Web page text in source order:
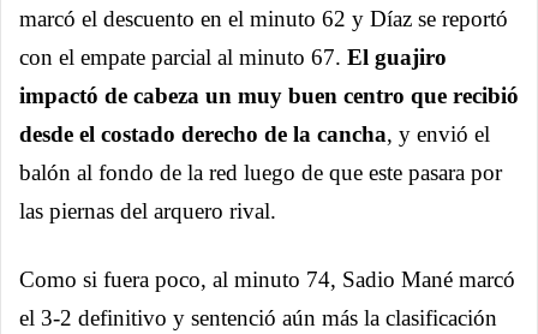
marcó el descuento en el minuto 62 y Díaz se reportó
con el empate parcial al minuto 67. El guajiro
impactó de cabeza un muy buen centro que recibió
desde el costado derecho de la cancha, y envió el
balón al fondo de la red luego de que este pasara por
las piernas del arquero rival.
Como si fuera poco, al minuto 74, Sadio Mané marcó
el 3-2 definitivo y sentenció aún más la clasificación